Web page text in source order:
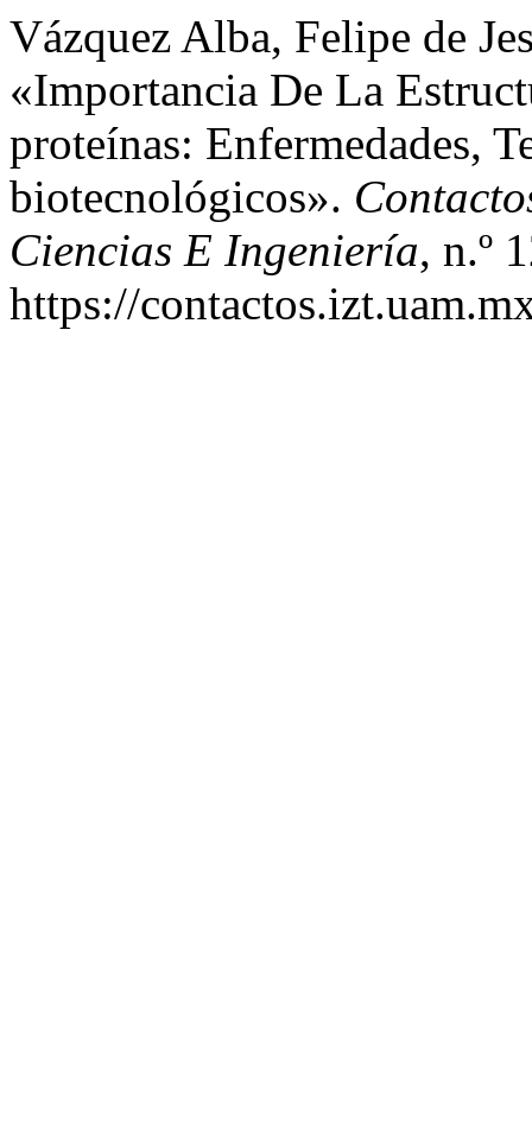
Vázquez Alba, Felipe de
«Importancia De La
proteínas: Enfermedades,
biotecnológicos».
Ciencias E Ingeniería, n.º
https://